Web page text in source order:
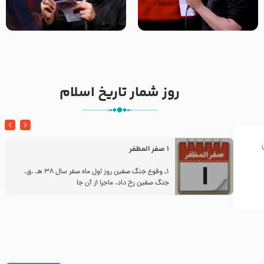
تک ، عبّاس، صاحب دل‌هاست –
حاج حنیف طاهری – عزاداری شب
من غلام نوکراتم من عاشق
کربلاتم – شور زمینه – شب هفتم
روز شمار تاریخ اسلام
1 صفر المظفر
1ـ وقوع جنگ صفین روز اول ماه صفر سال 38 هـ .ق.
جنگ صفین رخ داد. ماجرا از آن جا